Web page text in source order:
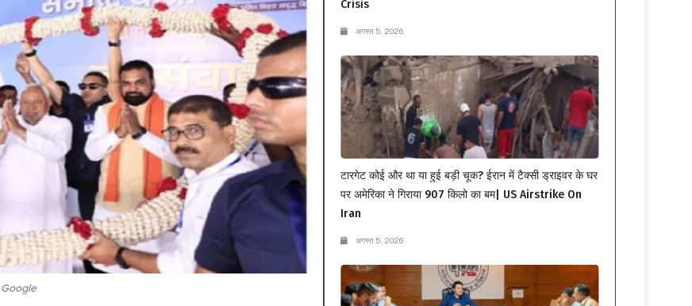
Crisis
अगस्त 5, 2026
टारगेट कोई और था या हुई बड़ी चूक? ईरान में टैक्सी ड्राइवर के घर
पर अमेरिका ने गिराया 907 किलो का बम| US Airstrike On
Iran
अगस्त 5, 2026